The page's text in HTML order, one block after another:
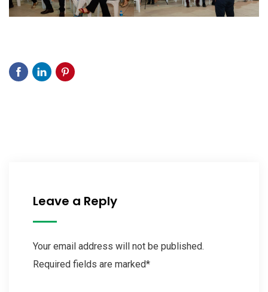
Leave a Reply
Your email address will not be published.
Required fields are marked*